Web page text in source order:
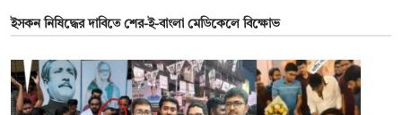
ইসকন নিষিদ্ধের দাবিতে শের-ই-বাংলা মেডিকেলে বিক্ষোভ